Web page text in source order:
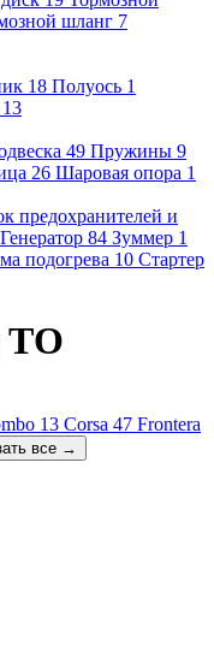
шланг 7
18 Полуось 1
13
49 Пружины 9
26 Шаровая опора 1
предохранителей и
Генератор 84 Зуммер 1
подогрева 10 Стартер
ТО
13 Corsa 47 Frontera
все →